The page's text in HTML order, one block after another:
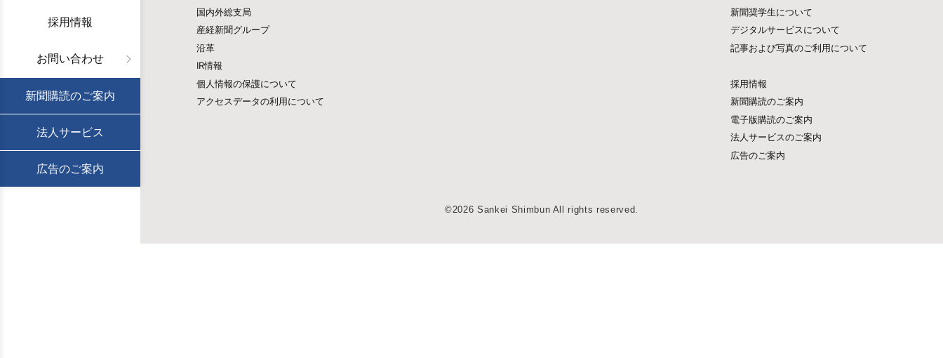
採用情報
お問い合わせ
新聞購読のご案内
法人サービス
広告のご案内
国内外総支局
産経新聞グループ
沿革
IR情報
個人情報の保護について
アクセスデータの利用について
新聞奨学生について
デジタルサービスについて
記事および写真のご利用について
採用情報
新聞購読のご案内
電子版購読のご案内
法人サービスのご案内
広告のご案内
©2026 Sankei Shimbun All rights reserved.